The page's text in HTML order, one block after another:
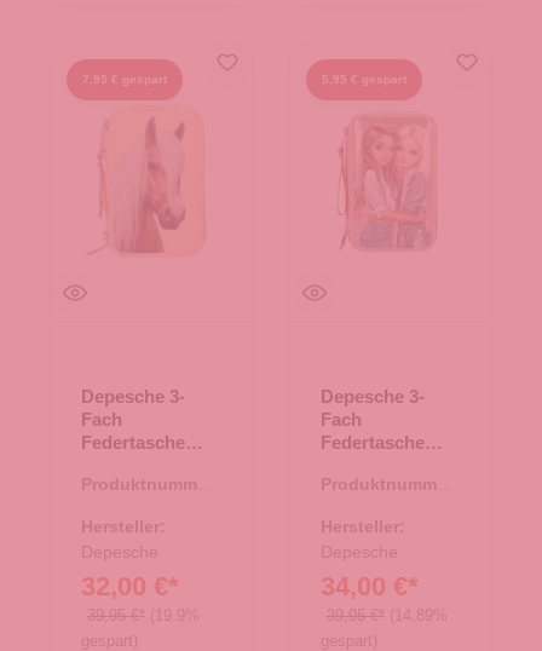
7,95 € gespart
Depesche 3-
Fach
Federtasche
Pferdekopf
Produktnummer:
Hersteller:
Depesche
32,00 €*
39,95 €* (19.9%
gespart)
5,95 € gespart
Depesche 3-
Fach
Federtasche
DOTS
Produktnummer:
Hersteller:
Depesche
34,00 €*
39,95 €* (14.89%
gespart)